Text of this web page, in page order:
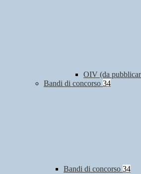
OIV (da
Bandi di concorso 34
Bandi di concorso 34